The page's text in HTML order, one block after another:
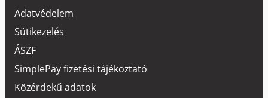
Adatvédelem
Sütikezelés
ÁSZF
SimplePay fizetési tájékoztató
Közérdekű adatok